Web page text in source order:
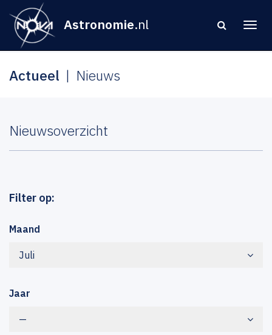
Astronomie.nl
Actueel Nieuws
Nieuwsoverzicht
Filter op:
Maand
Juli
Jaar
—